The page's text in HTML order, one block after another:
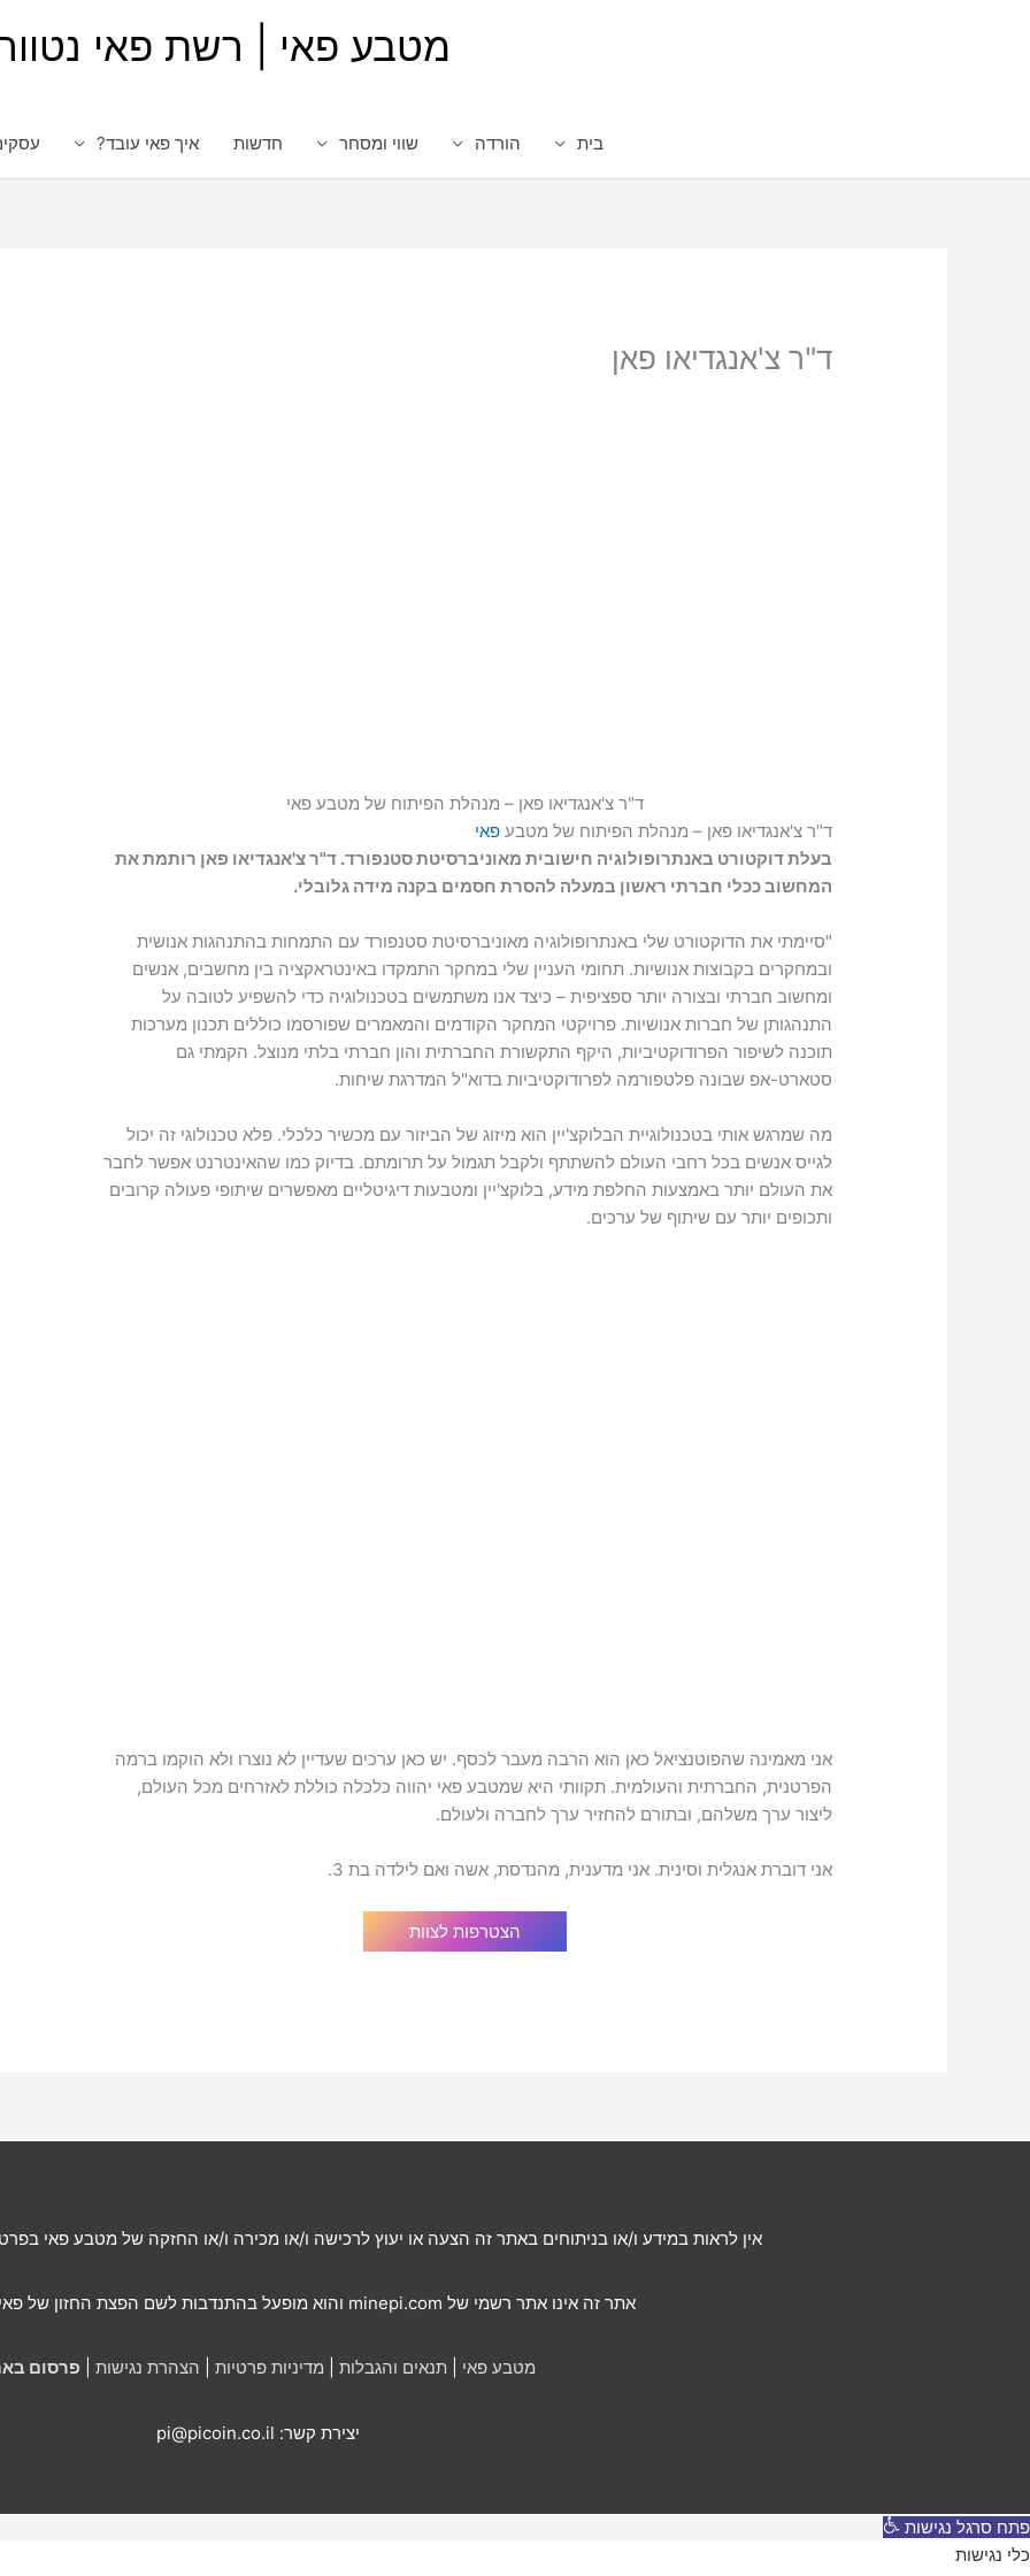
מטבע פאי | רשת פאי
בית הורדה שווי ומסחר חדשות איך פאי עובד?
ד"ר צ'אנגדיאו פאן
ד"ר צ'אנגדיאו פאן – מנהלת הפיתוח של מטבע פאי
ד"ר צ'אנגדיאו פאן – מנהלת הפיתוח של מטבעפאי
בעלת דוקטורט באנתרופולוגיה חישובית מאוניברסיטת סטנפורד. ד"ר צ'אנגדיאו פאן רותמת את
המחשוב ככלי חברתי ראשון במעלה להסרת חסמים בקנה מידה גלובלי.
"סיימתי את הדוקטורט שלי באנתרופולוגיה מאוניברסיטת סטנפורד עם התמחות בהתנהגות אנושית
ובמחקרים בקבוצות אנושיות. תחומי העניין שלי במחקר התמקדו באינטראקציה בין מחשבים, אנשים
ומחשוב חברתי ובצורה יותר ספציפית – כיצד אנו משתמשים בטכנולוגיה כדי להשפיע לטובה על
התנהגותן של חברות אנושיות. פרויקטי המחקר הקודמים והמאמרים שפורסמו כוללים תכנון מערכות
תוכנה לשיפור הפרודוקטיביות, היקף התקשורת החברתית והון חברתי בלתי מנוצל. הקמתי גם
סטארט-אפ שבונה פלטפורמה לפרודוקטיביות בדוא"ל המדרגת שיחות.
מה שמרגש אותי בטכנולוגיית הבלוקצ'יין הוא מיזוג של הביזור עם מכשיר כלכלי. פלא טכנולוגי זה יכול
לגייס אנשים בכל רחבי העולם להשתתף ולקבל תגמול על תרומתם. בדיוק כמו שהאינטרנט אפשר לחבר
את העולם יותר באמצעות החלפת מידע, בלוקצ'יין ומטבעות דיגיטליים מאפשרים שיתופי פעולה קרובים
ותכופים יותר עם שיתוף של ערכים.
אני מאמינה שהפוטנציאל כאן הוא הרבה מעבר לכסף. יש כאן ערכים שעדיין לא נוצרו ולא הוקמו ברמה
הפרטנית, החברתית והעולמית. תקוותי היא שמטבע פאי יהווה כלכלה כוללת לאזרחים מכל העולם,
ליצור ערך משלהם, ובתורם להחזיר ערך לחברה ולעולם.
אני דוברת אנגלית וסינית. אני מדענית, מהנדסת, אשה ואם לילדה בת 3.
הצטרפות לצוות
אין לראות במידע ו/או בניתוחים באתר זה הצעה או יעוץ לרכישה ו/או מכירה ו/או החזקה של מטבע פאי
אתר זה אינו אתר רשמי של minepi.com והוא מופעל בהתנדבות לשם הפצת החזון של פאי נטוורק בישראל.
מטבע פאי תנאים והגבלות מדיניות פרטיות הצהרת נגישות פרסום
יצירת קשר: pi@picoin.co.il
פתח סרגל נגישות
כלי נגישות